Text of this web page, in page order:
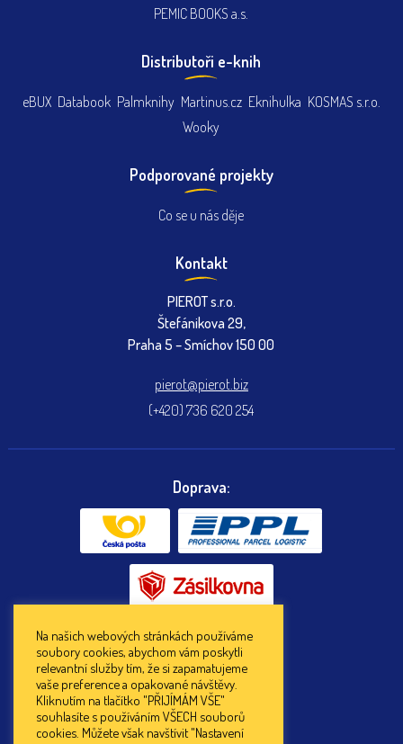
PEMIC BOOKS a.s.
Distributoři e-knih
eBUX Databook Palmknihy Martinus.cz Eknihulka KOSMAS s.r.o.
Wooky
Podporované projekty
Co se u nás děje
Kontakt
PIEROT s.r.o.
Štefánikova 29,
Praha 5 – Smíchov 150 00
pierot@pierot.biz
(+420) 736 620 254
Doprava:
Platba:
Na našich webových stránkách používáme
soubory cookies, abychom vám poskytli
relevantní služby tím, že si zapamatujeme
vaše preference a opakované návštěvy.
Kliknutím na tlačítko "PŘIJÍMÁM VŠE"
souhlasíte s používáním VŠECH souborů
cookies. Můžete však navštívit "Nastavení